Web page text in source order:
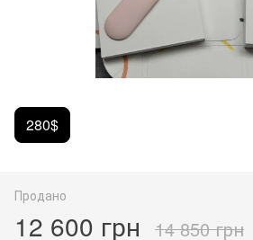
280$
Продано
12 600 грн 14 850 грн